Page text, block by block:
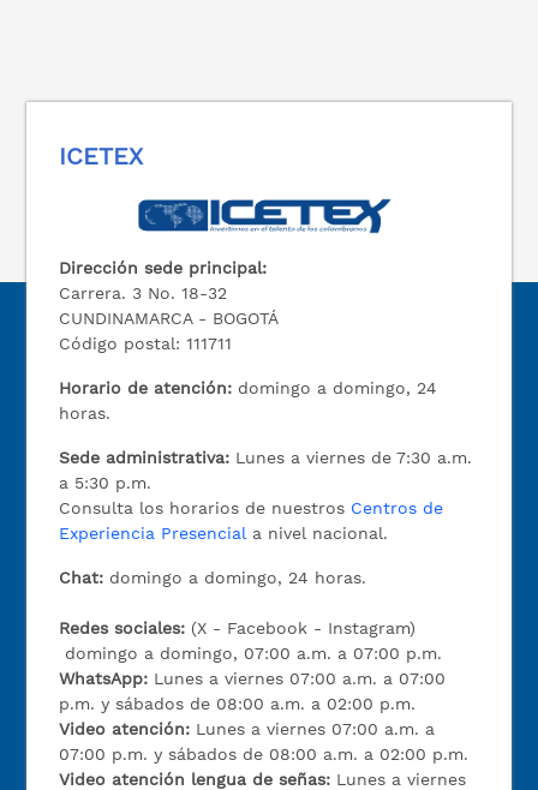
ICETEX
Dirección sede principal:
Carrera. 3 No. 18-32
CUNDINAMARCA - BOGOTÁ
Código postal: 111711
Horario de atención: domingo a domingo, 24
horas.
Sede administrativa: Lunes a viernes de 7:30 a.m.
a 5:30 p.m.
Consulta los horarios de nuestros Centros de
Experiencia Presencial a nivel nacional.
Chat: domingo a domingo, 24 horas.
Redes sociales: (X - Facebook - Instagram)
domingo a domingo, 07:00 a.m. a 07:00 p.m.
WhatsApp: Lunes a viernes 07:00 a.m. a 07:00
p.m. y sábados de 08:00 a.m. a 02:00 p.m.
Video atención: Lunes a viernes 07:00 a.m. a
07:00 p.m. y sábados de 08:00 a.m. a 02:00 p.m.
Video atención lengua de señas: Lunes a viernes